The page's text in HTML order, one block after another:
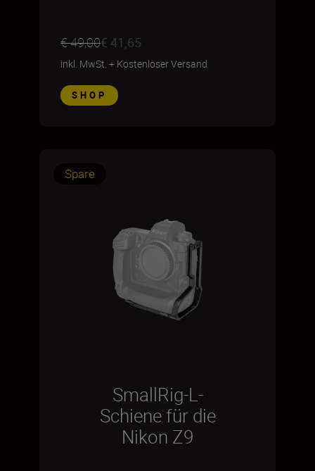
€ 49,00€ 41,65
inkl. MwSt. + Kostenloser Versand
SHOP
Spare
SmallRig-L-
Schiene für die
Nikon Z9